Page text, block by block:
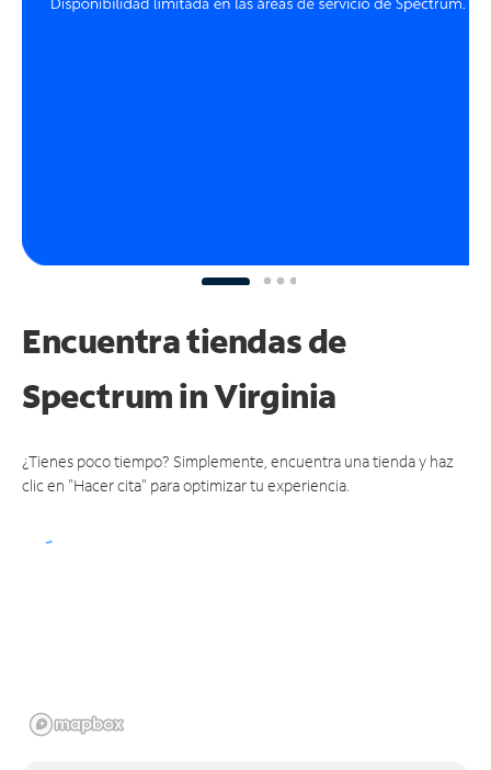
Encuentra tiendas de
Spectrumin Virginia
¿Tienes poco tiempo? Simplemente, encuentra una tienda y haz
clic en "Hacer cita" para optimizar tu experiencia.